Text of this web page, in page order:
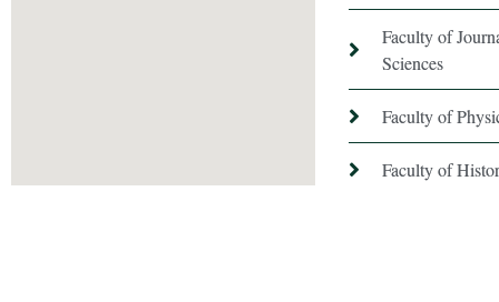
Faculty of
Sciences
Faculty of
Faculty of